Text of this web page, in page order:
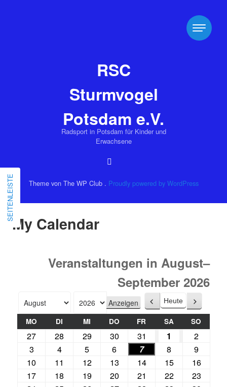
My Calendar
Veranstaltungen in August–
September 2026
Monat
Jahr Zurück
Heute Weiter
MO DI MI DO FR SA SO
27 28 29 30 31 1
2
3
4 5 6 7 8
9
10
11 12 13 14 15
16
17
18 19 20 21 22
23
SEITENLEISTE
RSC
Sturmvogel
Potsdam e.V.
Radsport in Potsdam für Kinder und
Erwachsene
Theme von The WP Club . Proudly powered by WordPress